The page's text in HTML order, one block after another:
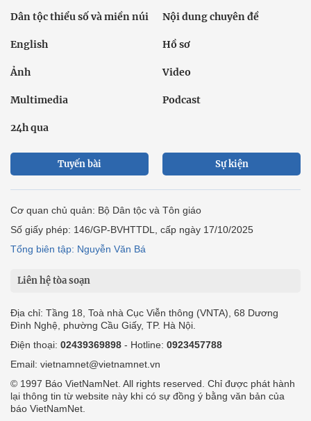
Dân tộc thiểu số và miền núi Nội dung chuyên đề
English Hồ sơ
Ảnh Video
Multimedia Podcast
24h qua
Tuyến bài Sự kiện
Cơ quan chủ quản: Bộ Dân tộc và Tôn giáo
Số giấy phép: 146/GP-BVHTTDL, cấp ngày 17/10/2025
Tổng biên tập: Nguyễn Văn Bá
Liên hệ tòa soạn
Địa chỉ: Tầng 18, Toà nhà Cục Viễn thông (VNTA), 68 Dương
Đình Nghệ, phường Cầu Giấy, TP. Hà Nội.
Điện thoại: 02439369898 - Hotline: 0923457788
Email: vietnamnet@vietnamnet.vn
© 1997 Báo VietNamNet. All rights reserved. Chỉ được phát hành
lại thông tin từ website này khi có sự đồng ý bằng văn bản của
báo VietNamNet.